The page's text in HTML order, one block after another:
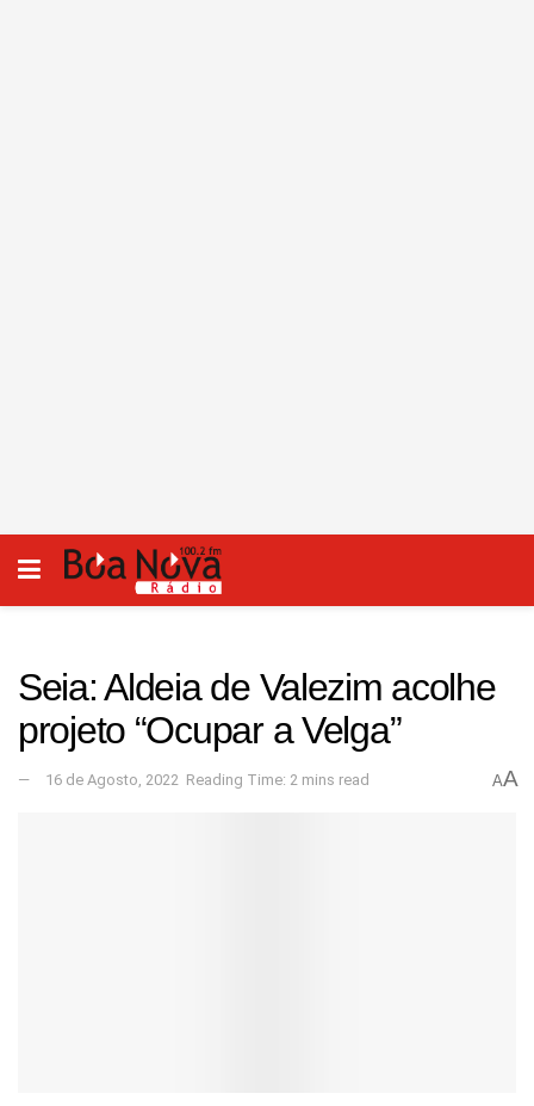
Seia: Aldeia de Valezim acolhe
projeto “Ocupar a Velga”
16 de Agosto, 2022 Reading Time: 2 mins read AA